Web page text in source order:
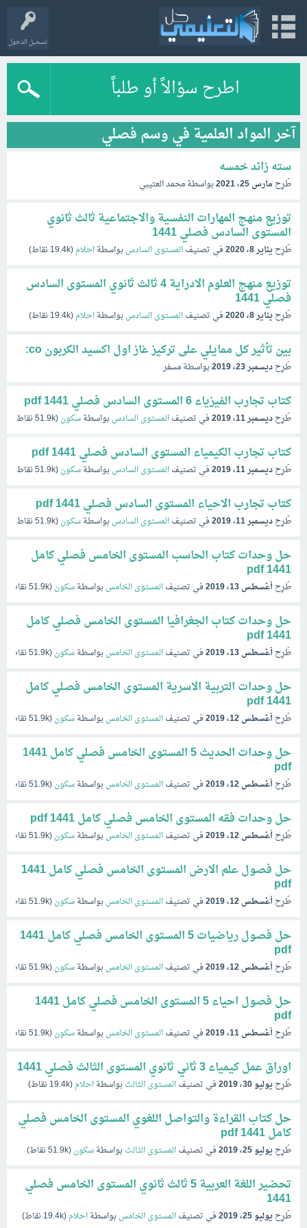
تسجيل الدخول
اطرح سؤالاً أو طلباً
آخر المواد العلمية في وسم فصلي
سته زائد خمسه
طُرِح مارس 25، 2021 بواسطةمحمد العتيبي
توزيع منهج المهارات النفسية والاجتماعية ثالث ثانوي
المستوى السادس فصلي 1441
طُرِحيناير 8، 2020 في تصنيفالمستوى السادسبواسطةاحلام(
19.4kنقاط)
توزيع منهج العلوم الادراية 4 ثالث ثانوي المستوى السادس
فصلي 1441
طُرِحيناير 8، 2020 في تصنيفالمستوى السادسبواسطةاحلام(
19.4kنقاط)
بين تأثير كل ممايلي على تركيز غاز اول اكسيد الكربون co:
طُرِحديسمبر 23، 2019 بواسطةمسفر
كتاب تجارب الفيزياء 6 المستوى السادس فصلي pdf 1441
طُرِحديسمبر 11، 2019 في تصنيفالمستوى السادسبواسطةسكون(
51.9kنقاط)
كتاب تجارب الكيمياء المستوى السادس فصلي pdf 1441
طُرِحديسمبر 11، 2019 في تصنيفالمستوى السادسبواسطةسكون(
51.9kنقاط)
كتاب تجارب الاحياء المستوى السادس فصلي pdf 1441
طُرِحديسمبر 11، 2019 في تصنيفالمستوى السادسبواسطةسكون(
51.9kنقاط)
حل وحدات كتاب الحاسب المستوى الخامس فصلي كامل
1441 pdf
طُرِحأغسطس 13، 2019 في تصنيفالمستوى الخامسبواسطةسكون(
51.9kنقاط)
حل وحدات كتاب الجغرافيا المستوى الخامس فصلي كامل
1441 pdf
طُرِحأغسطس 13، 2019 في تصنيفالمستوى الخامسبواسطةسكون(
51.9kنقاط)
حل وحدات التربية الاسرية المستوى الخامس فصلي كامل
1441 pdf
طُرِحأغسطس 12، 2019 في تصنيفالمستوى الخامسبواسطةسكون(
51.9kنقاط)
حل وحدات الحديث 5 المستوى الخامس فصلي كامل 1441
pdf
طُرِحأغسطس 12، 2019 في تصنيفالمستوى الخامسبواسطةسكون(
51.9kنقاط)
حل وحدات فقه المستوى الخامس فصلي كامل 1441 pdf
طُرِحأغسطس 12، 2019 في تصنيفالمستوى الخامسبواسطةسكون(
51.9kنقاط)
حل فصول علم الارض المستوى الخامس فصلي كامل 1441
pdf
طُرِحأغسطس 12، 2019 في تصنيفالمستوى الخامسبواسطةسكون(
51.9kنقاط)
حل فصول رياضيات 5 المستوى الخامس فصلي كامل 1441
pdf
طُرِحأغسطس 12، 2019 في تصنيفالمستوى الخامسبواسطةسكون(
51.9kنقاط)
حل فصول احياء 5 المستوى الخامس فصلي كامل 1441
pdf
طُرِحأغسطس 11، 2019 في تصنيفالمستوى الخامسبواسطةسكون(
51.9kنقاط)
اوراق عمل كيمياء 3 ثاني ثانوي المستوى الثالث فصلي 1441
طُرِحيوليو 30، 2019 في تصنيفالمستوى الثالثبواسطةاحلام(
19.4kنقاط)
حل كتاب القراءة والتواصل اللغوي المستوى الخامس فصلي
كامل 1441 pdf
طُرِحيوليو 25، 2019 في تصنيفالمستوى الثالثبواسطةسكون(
51.9kنقاط)
تحضير اللغة العربية 5 ثالث ثانوي المستوى الخامس فصلي
1441
طُرِحيوليو 25، 2019 في تصنيفالمستوى الخامسبواسطةاحلام(
19.4kنقاط)